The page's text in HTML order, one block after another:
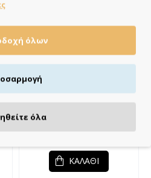
ΚΑΛΆΘΙ
όλων
όλα